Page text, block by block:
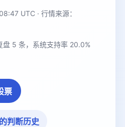
UTC · 行情来源：
5 条，系统支持率 20.0%
票
判断历史